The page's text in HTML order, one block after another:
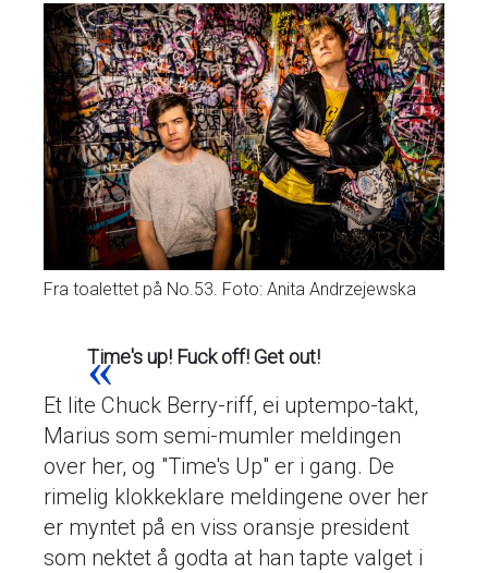
Fra toalettet på No.53. Foto: Anita Andrzejewska
Time's up! Fuck off! Get out!
Et lite Chuck Berry-riff, ei uptempo-takt,
Marius som semi-mumler meldingen
over her, og "Time's Up" er i gang. De
rimelig klokkeklare meldingene over her
er myntet på en viss oransje president
som nektet å godta at han tapte valget i